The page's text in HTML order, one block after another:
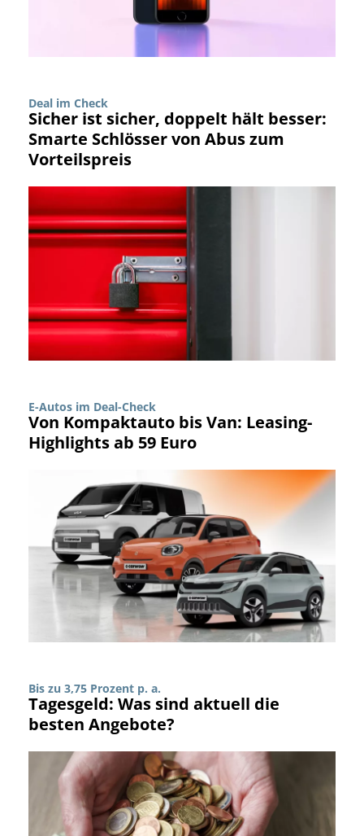
Deal im Check
Sicher ist sicher, doppelt hält besser:
Smarte Schlösser von Abus zum
Vorteilspreis
E-Autos im Deal-Check
Von Kompaktauto bis Van: Leasing-
Highlights ab 59 Euro
Bis zu 3,75 Prozent p. a.
Tagesgeld: Was sind aktuell die
besten Angebote?